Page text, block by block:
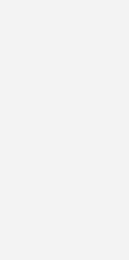
auf dem Vormarsch
haben ihn zu einem
werden lassen. Glas kann sich
Fügetechnik so richtig in Szene